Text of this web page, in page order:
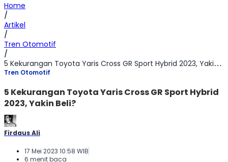
Home
/
Artikel
/
Tren Otomotif
/
5 Kekurangan Toyota Yaris Cross GR Sport Hybrid 2023, Yakin Beli?
Tren Otomotif
5 Kekurangan Toyota Yaris Cross GR Sport Hybrid
2023, Yakin Beli?
Firdaus Ali
17 Mei 2023 10:58 WIB
6 menit baca